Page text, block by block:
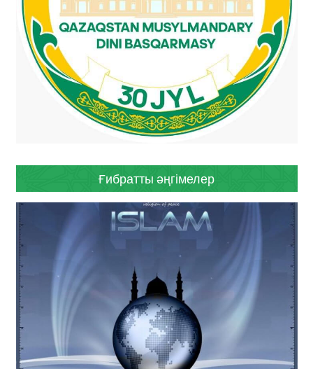
Ғибратты әңгімелер